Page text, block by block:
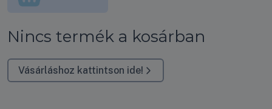
Nincs termék a kosárban
Vásárláshoz kattintson ide!